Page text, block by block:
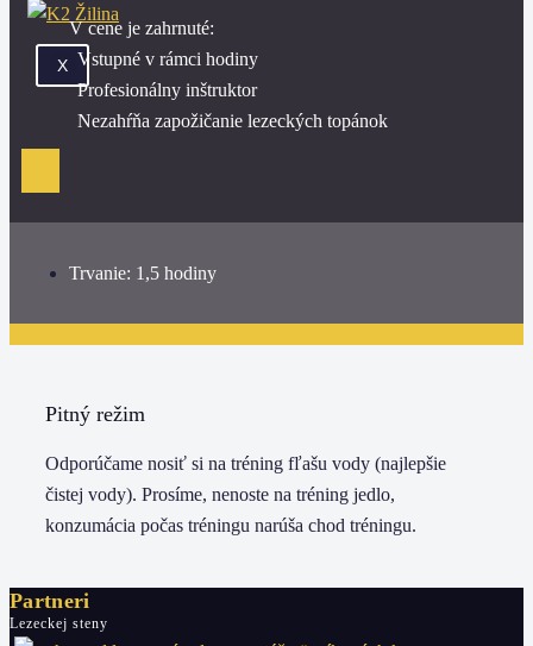
X
V cene je zahrnuté:
Vstupné v rámci hodiny
Profesionálny inštruktor
Nezahŕňa zapožičanie lezeckých topánok
Trvanie: 1,5 hodiny
Pitný režim
Odporúčame nosiť si na tréning fľašu vody (najlepšie
čistej vody). Prosíme, nenoste na tréning jedlo,
konzumácia počas tréningu narúša chod tréningu.
Partneri
Lezeckej steny